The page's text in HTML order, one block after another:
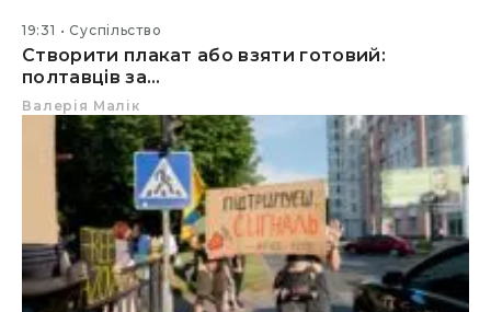
19:31 Суспільство
Створити плакат або взяти готовий:
полтавців за...
Валерія Малік